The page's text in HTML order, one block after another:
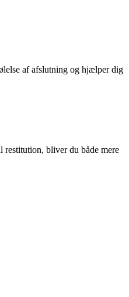
af afslutning og hjælper dig
restitution, bliver du både mere